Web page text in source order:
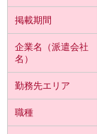
掲載期間
企業名（派遣会社
名）
勤務先エリア
職種